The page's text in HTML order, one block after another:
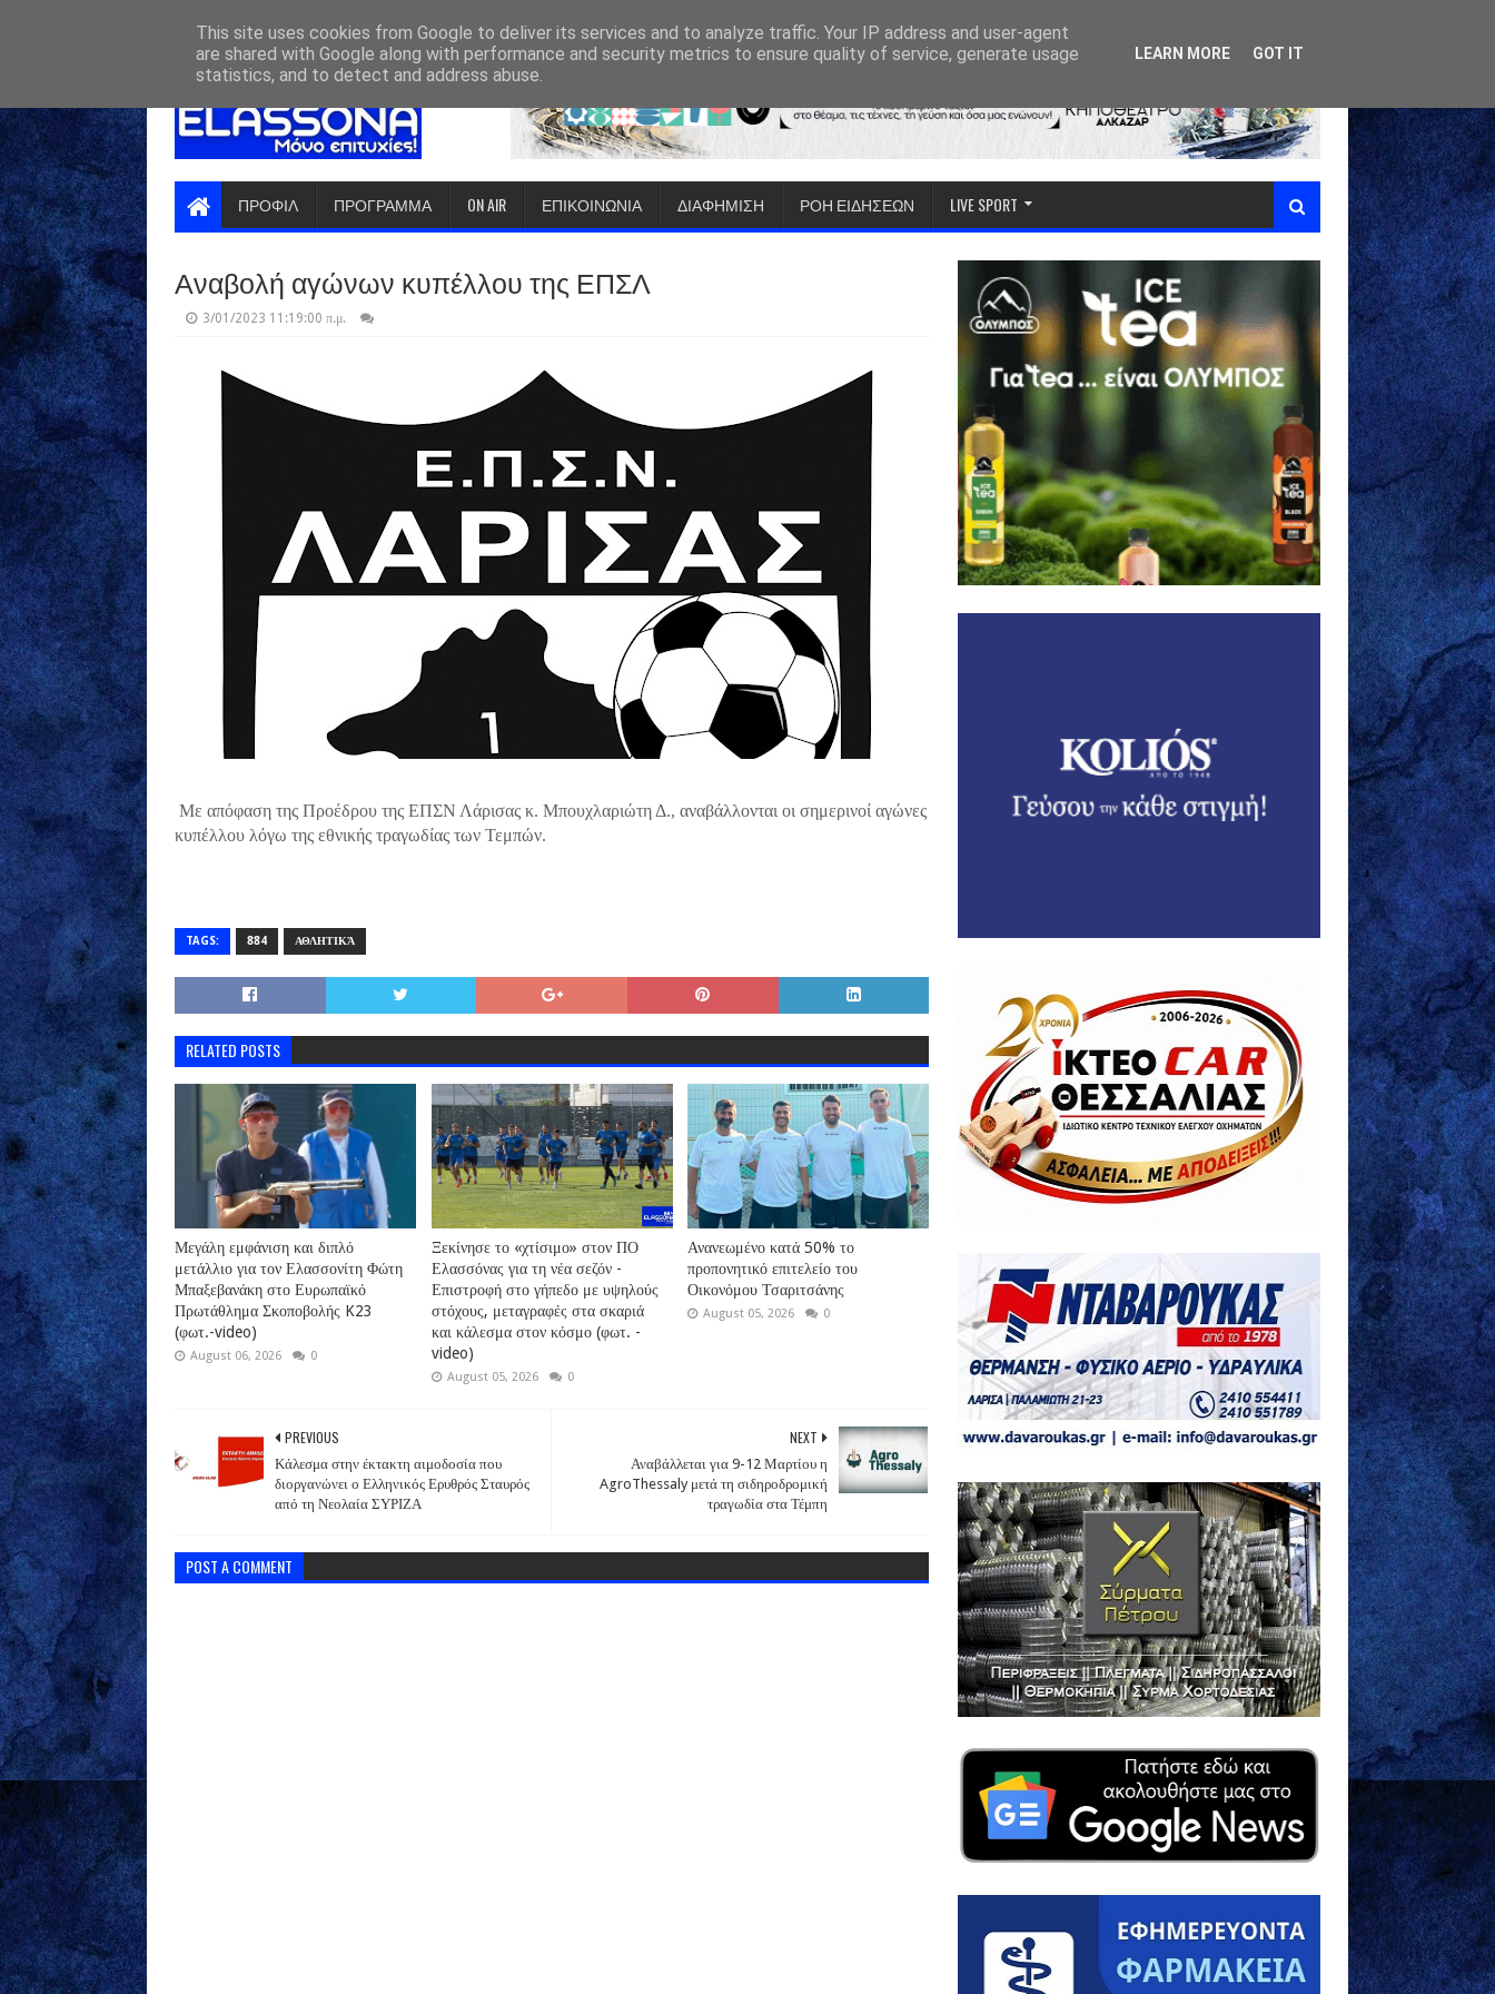
ΠΡΟΦΙΛ ΠΡΟΓΡΑΜΜΑ ON AIR ΕΠΙΚΟΙΝΩΝΙΑ ΔΙΑΦΗΜΙΣΗ ΡΟΗ ΕΙΔΗΣΕΩΝ LIVE SPORT
Αναβολή αγώνων κυπέλλου της ΕΠΣΛ
3/01/2023 11:19:00 π.μ.
Με απόφαση της Προέδρου της ΕΠΣΝ Λάρισας κ. Μπουχλαριώτη Δ., αναβάλλονται οι σημερινοί αγώνες
κυπέλλου λόγω της εθνικής τραγωδίας των Τεμπών.
TAGS: 884 ΑΘΛΗΤΙΚΆ
RELATED POSTS
Μεγάλη εμφάνιση και διπλό
μετάλλιο για τον Ελασσονίτη Φώτη
Μπαξεβανάκη στο Ευρωπαϊκό
Πρωτάθλημα Σκοποβολής K23
(φωτ.-video)
August 06, 2026 0
Ξεκίνησε το «χτίσιμο» στον ΠΟ
Ελασσόνας για τη νέα σεζόν -
Επιστροφή στο γήπεδο με υψηλούς
στόχους, μεταγραφές στα σκαριά
και κάλεσμα στον κόσμο (φωτ. -
video)
August 05, 2026 0
Ανανεωμένο κατά 50% το
προπονητικό επιτελείο του
Οικονόμου Τσαριτσάνης
August 05, 2026 0
NEXT
Αναβάλλεται για 9-12 Μαρτίου η
AgroThessaly μετά τη σιδηροδρομική
τραγωδία στα Τέμπη
PREVIOUS
Κάλεσμα στην έκτακτη αιμοδοσία που
διοργανώνει ο Ελληνικός Ερυθρός Σταυρός
από τη Νεολαία ΣΥΡΙΖΑ
POST A COMMENT
This site uses cookies from Google to deliver its services and to analyze traffic. Your IP address and user-agent
are shared with Google along with performance and security metrics to ensure quality of service, generate usage
statistics, and to detect and address abuse.
LEARN MORE GOT IT